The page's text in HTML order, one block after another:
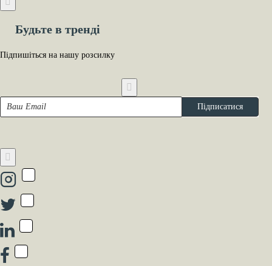
Будьте в тренді
Підпишіться на нашу розсилку
Підписатися